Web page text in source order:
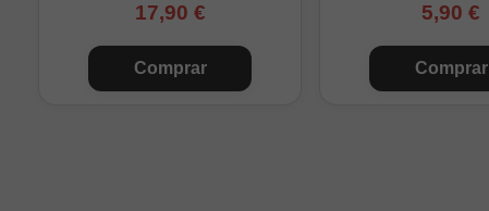
17,90 €
Comprar
5,90 €
Comprar